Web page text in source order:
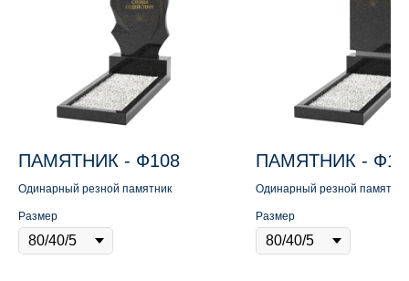
ПАМЯТНИК - Ф108
Одинарный резной памятник
Размер
ПАМЯТНИК -
Одинарный резной памятник
Размер